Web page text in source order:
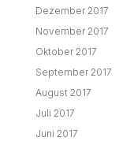
Dezember 2017
November 2017
Oktober 2017
September 2017
August 2017
Juli 2017
Juni 2017